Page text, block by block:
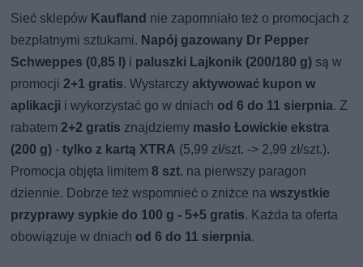
Sieć sklepów Kaufland nie zapomniało też o promocjach z
bezpłatnymi sztukami. Napój gazowany Dr Pepper
Schweppes (0,85 l) i paluszki Lajkonik (200/180 g) są w
promocji2+1 gratis. Wystarczyaktywować kupon w
aplikacji i wykorzystać go w dniach od 6 do 11 sierpnia. Z
rabatem2+2 gratis znajdziemy masło Łowickie ekstra
(200 g) - tylko z kartą XTRA (5,99 zł/szt. -> 2,99 zł/szt.).
Promocja objęta limitem 8 szt. na pierwszy paragon
dziennie. Dobrze też wspomnieć o zniżce nawszystkie
przyprawy sypkie do 100 g - 5+5 gratis. Każda ta oferta
obowiązuje w dniach od 6 do 11 sierpnia.